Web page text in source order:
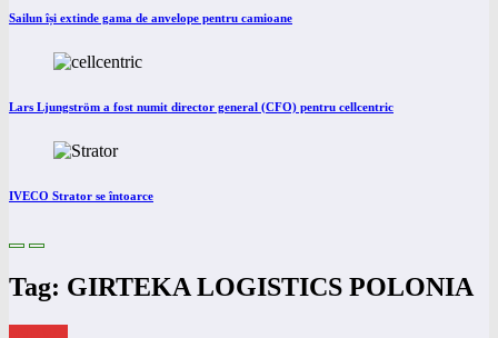
Sailun își extinde gama de anvelope pentru camioane
Lars Ljungström a fost numit director general (CFO) pentru cellcentric
IVECO Strator se întoarce
Tag: GIRTEKA LOGISTICS POLONIA